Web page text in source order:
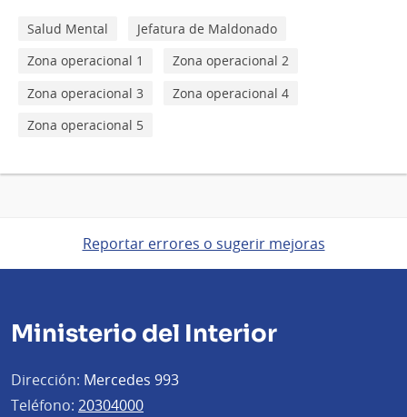
Salud Mental
Jefatura de Maldonado
Zona operacional 1
Zona operacional 2
Zona operacional 3
Zona operacional 4
Zona operacional 5
Reportar errores o sugerir mejoras
Ministerio del Interior
Dirección: Mercedes 993
Teléfono: 20304000